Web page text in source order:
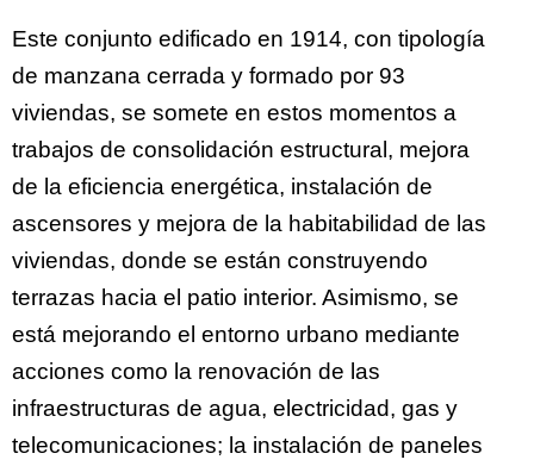
Este conjunto edificado en 1914, con tipología
de manzana cerrada y formado por 93
viviendas, se somete en estos momentos a
trabajos de consolidación estructural, mejora
de la eficiencia energética, instalación de
ascensores y mejora de la habitabilidad de las
viviendas, donde se están construyendo
terrazas hacia el patio interior. Asimismo, se
está mejorando el entorno urbano mediante
acciones como la renovación de las
infraestructuras de agua, electricidad, gas y
telecomunicaciones; la instalación de paneles